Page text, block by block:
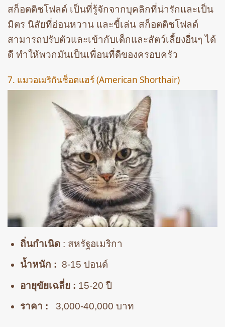
สก็อตติชโฟลด์ เป็นที่รู้จักจากบุคลิกที่น่ารักและเป็น
มิตร นิสัยที่อ่อนหวาน และขี้เล่น สก็อตติชโฟลด์
สามารถปรับตัวและเข้ากับเด็กและสัตว์เลี้ยงอื่นๆ ได้
ดี ทำให้พวกมันเป็นเพื่อนที่ดีของครอบครัว
7. แมวอเมริกันช็อตแฮร์ (American Shorthair)
ถิ่นกำเนิด: สหรัฐอเมริกา
น้ำหนัก : 8-15 ปอนด์
อายุขัยเฉลี่ย : 15-20 ปี
ราคา :
3,000-40,000 บาท